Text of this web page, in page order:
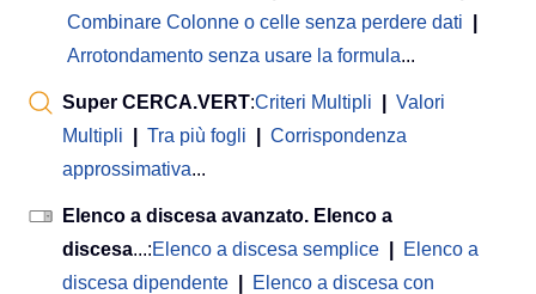
Combinare Colonne o celle senza perdere dati
Arrotondamento senza usare la formula...
Super CERCA.VERT:Criteri Multipli
Valori
Multipli
Tra più fogli
Corrispondenza
approssimativa...
Elenco a discesa avanzato. Elenco a
discesa...:Elenco a discesa semplice
Elenco a
discesa dipendente
Elenco a discesa con